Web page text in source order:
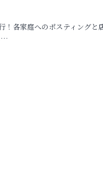
！各家庭へのポスティングと
…